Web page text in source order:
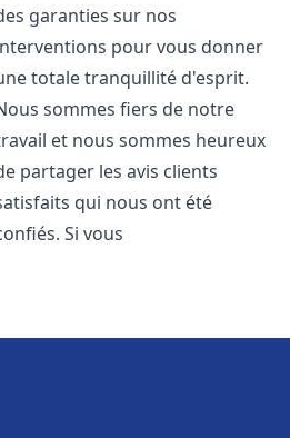
garanties sur nos
pour vous donner
totale tranquillité d'esprit.
sommes fiers de notre
et nous sommes heureux
partager les avis clients
qui nous ont été
Si vous